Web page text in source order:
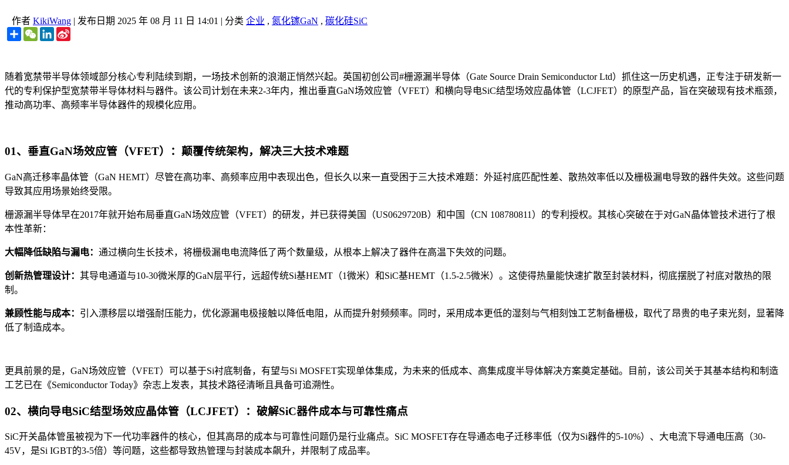
作者 KikiWang | 发布日期 2025 年 08 月 11 日 14:01 | 分类 企业 , 氮化镓GaN , 碳化硅SiC
ShareWeChatLinkedIn
随着宽禁带半导体领域部分核心专利陆续到期，一场技术创新的浪潮正悄然兴起。英国初创公司#栅源漏半导体（Gate Source Drain Semiconductor Ltd）抓住这一历史机遇，正专注于研发新一
代的专利保护型宽禁带半导体材料与器件。该公司计划在未来2-3年内，推出垂直GaN场效应管（VFET）和横向导电SiC结型场效应晶体管（LCJFET）的原型产品，旨在突破现有技术瓶颈，
推动高功率、高频率半导体器件的规模化应用。
01、垂直GaN场效应管（VFET）：颠覆传统架构，解决三大技术难题
GaN高迁移率晶体管（GaN HEMT）尽管在高功率、高频率应用中表现出色，但长久以来一直受困于三大技术难题：外延衬底匹配性差、散热效率低以及栅极漏电导致的器件失效。这些问题
导致其应用场景始终受限。
栅源漏半导体早在2017年就开始布局垂直GaN场效应管（VFET）的研发，并已获得美国（US0629720B）和中国（CN 108780811）的专利授权。其核心突破在于对GaN晶体管技术进行了根
本性革新：
大幅降低缺陷与漏电： 通过横向生长技术，将栅极漏电电流降低了两个数量级，从根本上解决了器件在高温下失效的问题。
创新热管理设计： 其导电通道与10-30微米厚的GaN层平行，远超传统Si基HEMT（1微米）和SiC基HEMT（1.5-2.5微米）。这使得热量能快速扩散至封装材料，彻底摆脱了衬底对散热的限
制。
兼顾性能与成本： 引入漂移层以增强耐压能力，优化源漏电极接触以降低电阻，从而提升射频频率。同时，采用成本更低的湿刻与气相刻蚀工艺制备栅极，取代了昂贵的电子束光刻，显著降
低了制造成本。
更具前景的是，GaN场效应管（VFET）可以基于Si衬底制备，有望与Si MOSFET实现单体集成，为未来的低成本、高集成度半导体解决方案奠定基础。目前，该公司关于其基本结构和制造
工艺已在《Semiconductor Today》杂志上发表，其技术路径清晰且具备可追溯性。
02、横向导电SiC结型场效应晶体管（LCJFET）：破解SiC器件成本与可靠性痛点
SiC开关晶体管虽被视为下一代功率器件的核心，但其高昂的成本与可靠性问题仍是行业痛点。SiC MOSFET存在导通态电子迁移率低（仅为Si器件的5-10%）、大电流下导通电压高（30-
45V，是Si IGBT的3-5倍）等问题，这些都导致热管理与封装成本飙升，并限制了成品率。